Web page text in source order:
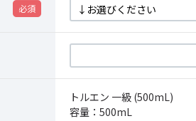
トルエン 一級 (500mL)
容量： 500mL